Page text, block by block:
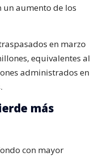
un aumento de los
en marzo
equivalentes al
administrados en
más
con mayor